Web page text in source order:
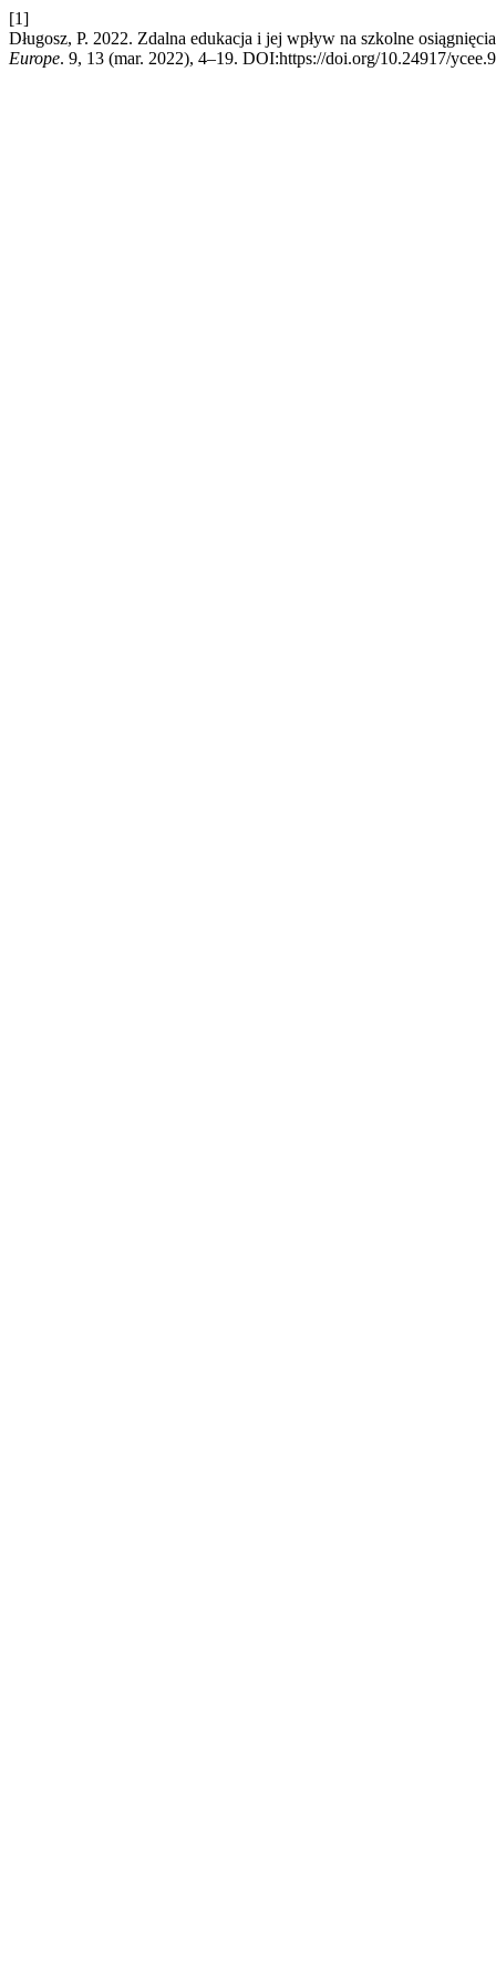
[1]
Długosz, P. 2022. Zdalna edukacja i jej wpływ na szkolne
Europe. 9, 13 (mar. 2022), 4–19. DOI:https://doi.org/10.24917/